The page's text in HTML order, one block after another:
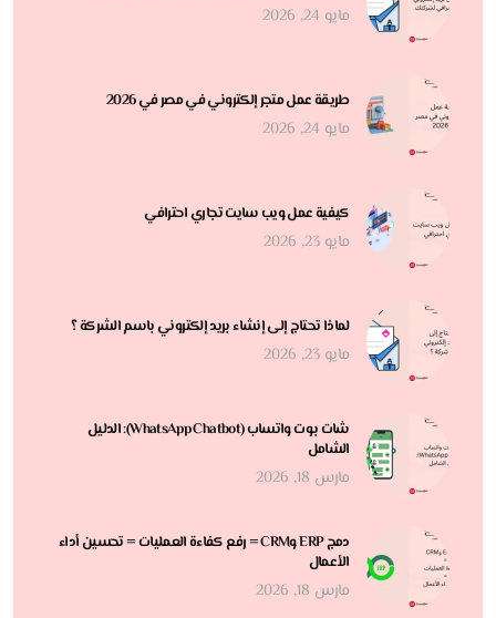
مايو 24, 2026
طريقة عمل متجر إلكتروني في مصر في 2026
مايو 24, 2026
كيفية عمل ويب سايت تجاري احترافي
مايو 23, 2026
لماذا تحتاج إلى إنشاء بريد إلكتروني باسم الشركة ؟
مايو 23, 2026
شات بوت واتساب (WhatsApp Chatbot): الدليل
الشامل
مارس 18, 2026
دمج ERP وCRM = رفع كفاءة العمليات = تحسين أداء
الأعمال
مارس 18, 2026